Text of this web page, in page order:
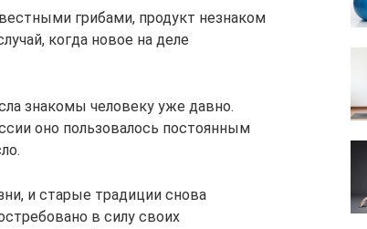
грибами, продукт незнаком
когда новое на деле
знакомы человеку уже давно.
оно пользовалось постоянным
и старые традиции снова
в силу своих